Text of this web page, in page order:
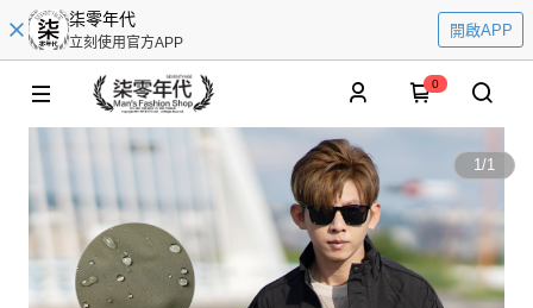
柒零年代
立刻使用官方APP
開啟APP
0
1/1